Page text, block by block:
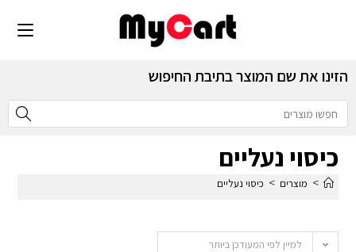
הזינו את שם המוצר בתיבת החיפוש
כיסוי נעליים
> מוצרים > כיסוי נעליים
למיין לפי המעודכן ביותר